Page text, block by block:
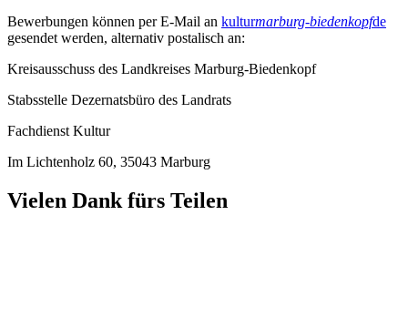
Bewerbungen können per E-Mail an kulturmarburg-biedenkopfde
gesendet werden, alternativ postalisch an:
Kreisausschuss des Landkreises Marburg-Biedenkopf
Stabsstelle Dezernatsbüro des Landrats
Fachdienst Kultur
Im Lichtenholz 60, 35043 Marburg
Vielen Dank fürs Teilen